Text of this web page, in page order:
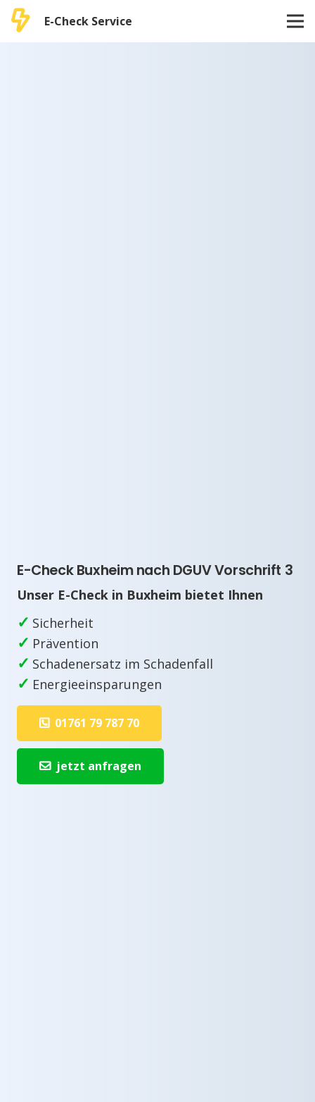
E-Check Service
E-Check Buxheim nach DGUV Vorschrift 3
Unser E-Check in Buxheim bietet Ihnen
✓ Sicherheit
✓ Prävention
✓ Schadenersatz im Schadenfall
✓ Energieeinsparungen
01761 79 787 70
jetzt anfragen